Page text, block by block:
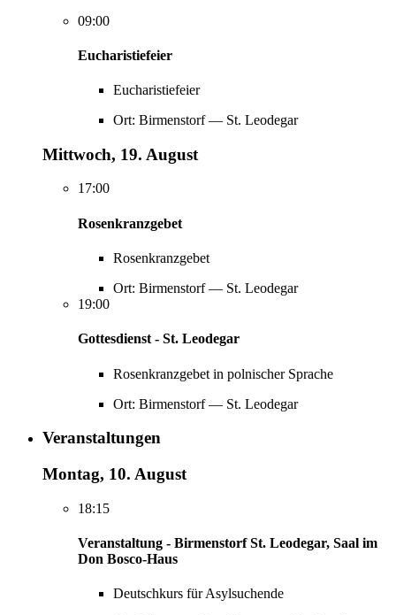
09:00
Eucharistiefeier
Eucharistiefeier
Ort: Birmenstorf — St. Leodegar
Mittwoch, 19. August
17:00
Rosenkranzgebet
Rosenkranzgebet
Ort: Birmenstorf — St. Leodegar
19:00
Gottesdienst - St. Leodegar
Rosenkranzgebet in polnischer Sprache
Ort: Birmenstorf — St. Leodegar
Veranstaltungen
Montag, 10. August
18:15
Veranstaltung - Birmenstorf St. Leodegar, Saal im
Don Bosco-Haus
Deutschkurs für Asylsuchende